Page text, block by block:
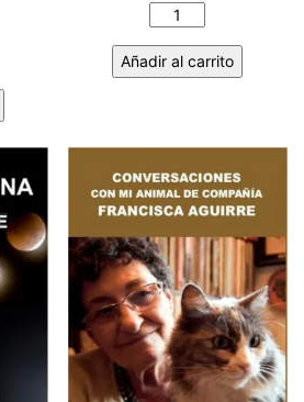
INTEMPERIE
Joan
Añadir al carrito